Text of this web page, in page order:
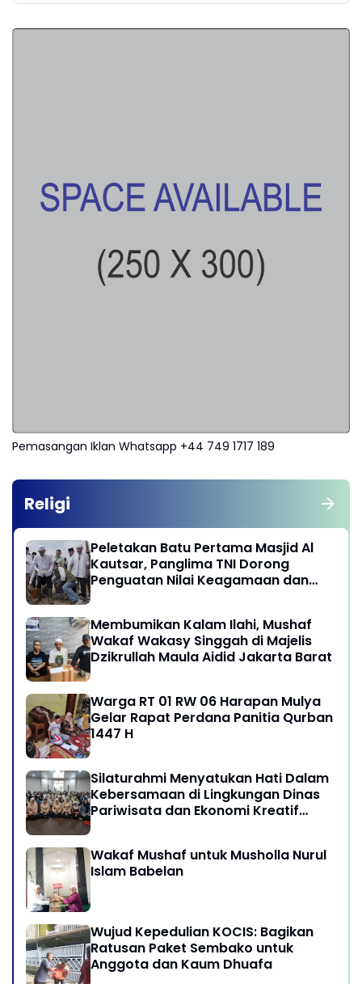
Pemasangan Iklan Whatsapp +44 749 1717 189
Religi
Peletakan Batu Pertama Masjid Al
Kautsar, Panglima TNI Dorong
Penguatan Nilai Keagamaan dan
Membumikan Kalam Ilahi, Mushaf
Wakaf Wakasy Singgah di Majelis
Dzikrullah Maula Aidid Jakarta Barat
Warga RT 01 RW 06 Harapan Mulya
Gelar Rapat Perdana Panitia Qurban
1447 H
Silaturahmi Menyatukan Hati Dalam
Kebersamaan di Lingkungan Dinas
Pariwisata dan Ekonomi Kreatif
Wakaf Mushaf untuk Musholla Nurul
Islam Babelan
Wujud Kepedulian KOCIS: Bagikan
Ratusan Paket Sembako untuk
Anggota dan Kaum Dhuafa